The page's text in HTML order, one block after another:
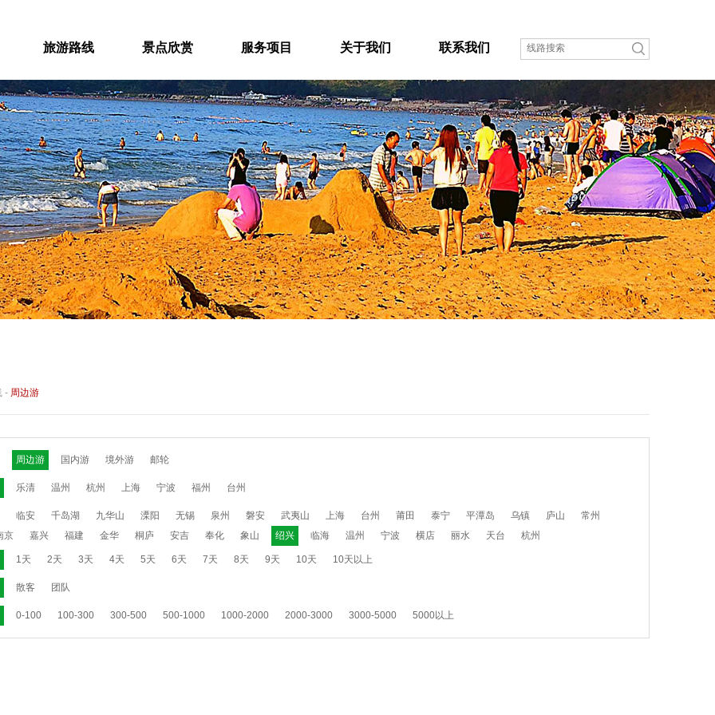
旅游路线 景点欣赏 服务项目 关于我们 联系我们
- 周边游
周边游 国内游 境外游 邮轮
乐清 温州 杭州 上海 宁波 福州 台州
临安 千岛湖 九华山 溧阳 无锡 泉州 磐安 武夷山 上海 台州 莆田 泰宁 平潭岛 乌镇 庐山
常州
京
嘉兴 福建 金华 桐庐 安吉 奉化 象山 绍兴 临海 温州 宁波 横店 丽水 天台 杭州
1天 2天 3天 4天 5天 6天 7天 8天 9天 10天 10天以上
散客 团队
0-100 100-300 300-500 500-1000 1000-2000 2000-3000 3000-5000 5000以上